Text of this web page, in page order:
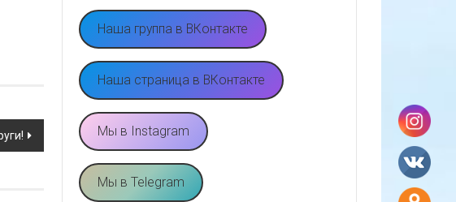
Наша группа в ВКонтакте
Наша страница в ВКонтакте
Мы в Instagram
Мы в Telegram